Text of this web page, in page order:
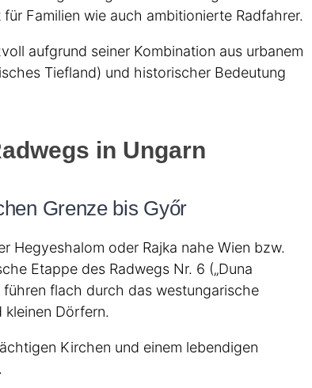
Familien wie auch ambitionierte Radfahrer.
aufgrund seiner Kombination aus urbanem
Tiefland) und historischer Bedeutung
in Ungarn
Grenze bis Győr
Hegyeshalom oder Rajka nahe Wien bzw.
Etappe des Radwegs Nr. 6 („Duna
führen flach durch das westungarische
kleinen Dörfern.
Kirchen und einem lebendigen